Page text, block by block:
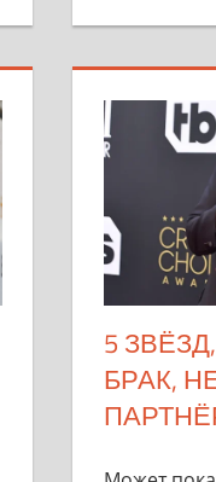
5
БРАК,